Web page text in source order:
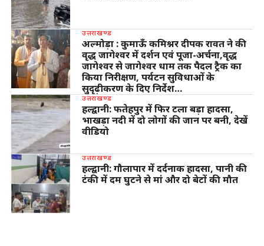
उत्तराखण्ड
अल्मोड़ा : कुमाऊँ कमिश्नर दीपक रावत ने की
वृद्ध जागेश्वर में दर्शन एवं पूजा-अर्चना,वृद्ध
जागेश्वर से जागेश्वर धाम तक पैदल ट्रैक का
किया निरीक्षण, पर्यटन सुविधाओं के
सुदृढ़ीकरण के दिए निर्देश…
उत्तराखण्ड
हल्द्वानी: फतेहपुर में फिर टला बड़ा हादसा,
भाखड़ा नदी में दो लोगों की जान पर बनी, देखें
वीडियो
उत्तराखण्ड
हल्द्वानी: गौलापार में दर्दनाक हादसा, पानी की
टंकी में दम घुटने से मां और दो बेटों की मौत